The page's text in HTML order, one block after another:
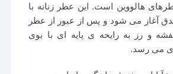
هالووین است. این عطر زنانه با
آغاز می شود و پس از عبور از عطر
و رز به رایحه ی پایه ای با بوی
می رسد.